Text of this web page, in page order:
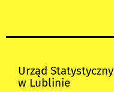
Urząd Statystyczny
w Lublinie